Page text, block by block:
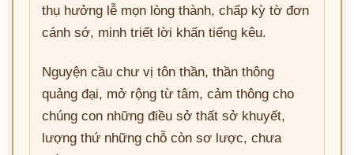
thụ hưởng lễ mọn lòng thành, chấp kỳ tờ đơn
cánh sớ, minh triết lời khấn tiếng kêu.
Nguyện cầu chư vị tôn thần, thần thông
quảng đại, mở rộng từ tâm, cảm thông cho
chúng con những điều sở thất sở khuyết,
lượng thứ những chỗ còn sơ lược, chưa